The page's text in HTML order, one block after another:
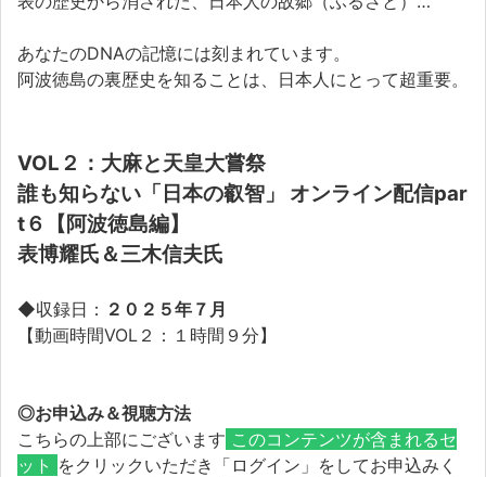
あなたのDNAの記憶には刻まれています。
阿波徳島の裏歴史を知ることは、日本人にとって超重要。
VOL２： 大麻と天皇大嘗祭
誰も知らない「日本の叡智」 オンライン配信par
t６【阿波徳島編】
表博耀氏＆三木信夫氏
◆収録日： ２０２５年７月
【動画時間VOL２：１時間９分】
◎お申込み＆視聴方法
こちらの上部にございます このコンテンツが含まれるセ
ット をクリックいただき「ログイン」をしてお申込みく